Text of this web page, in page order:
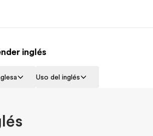
inglés
Uso del inglés